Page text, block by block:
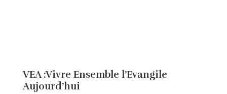
VEA :Vivre Ensemble l’Evangile
Aujourd’hui